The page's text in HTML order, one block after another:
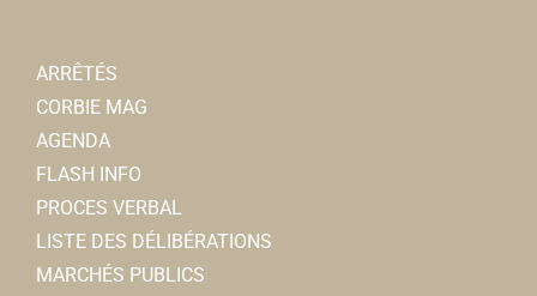
ARRÊTÉS
CORBIE MAG
AGENDA
FLASH INFO
PROCES VERBAL
LISTE DES DÉLIBÉRATIONS
MARCHÉS PUBLICS